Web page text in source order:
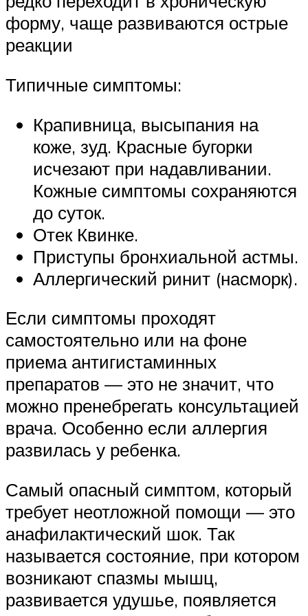
форму, чаще развиваются острые
реакции
Типичные симптомы:
Крапивница, высыпания на
коже, зуд. Красные бугорки
исчезают при надавливании.
Кожные симптомы сохраняются
до суток.
Отек Квинке.
Приступы бронхиальной астмы.
Аллергический ринит (насморк).
Если симптомы проходят
самостоятельно или на фоне
приема антигистаминных
препаратов — это не значит, что
можно пренебрегать консультацией
врача. Особенно если аллергия
развилась у ребенка.
Самый опасный симптом, который
требует неотложной помощи — это
анафилактический шок. Так
называется состояние, при котором
возникают спазмы мышц,
развивается удушье, появляется